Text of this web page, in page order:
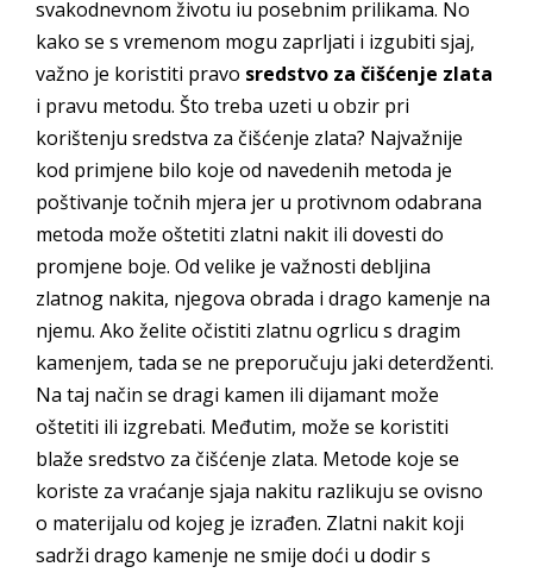
svakodnevnom životu iu posebnim prilikama. No
kako se s vremenom mogu zaprljati i izgubiti sjaj,
važno je koristiti pravo sredstvo za čišćenje zlata
i pravu metodu. Što treba uzeti u obzir pri
korištenju sredstva za čišćenje zlata? Najvažnije
kod primjene bilo koje od navedenih metoda je
poštivanje točnih mjera jer u protivnom odabrana
metoda može oštetiti zlatni nakit ili dovesti do
promjene boje. Od velike je važnosti debljina
zlatnog nakita, njegova obrada i drago kamenje na
njemu. Ako želite očistiti zlatnu ogrlicu s dragim
kamenjem, tada se ne preporučuju jaki deterdženti.
Na taj način se dragi kamen ili dijamant može
oštetiti ili izgrebati. Međutim, može se koristiti
blaže sredstvo za čišćenje zlata. Metode koje se
koriste za vraćanje sjaja nakitu razlikuju se ovisno
o materijalu od kojeg je izrađen. Zlatni nakit koji
sadrži drago kamenje ne smije doći u dodir s